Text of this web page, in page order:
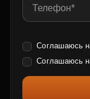
Соглашаюсь
Соглашаюсь